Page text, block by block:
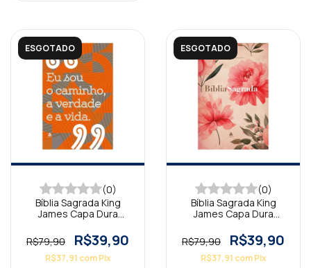
ESGOTADO
(0)
Bíblia Sagrada King
James Capa Dura
Vida KJA
R$79,90 R$39,90
R$37,91 com Pix
ESGOTADO
(0)
Bíblia Sagrada King
James Capa Dura
R$79,90
R$39,90
R$37,91 com Pix